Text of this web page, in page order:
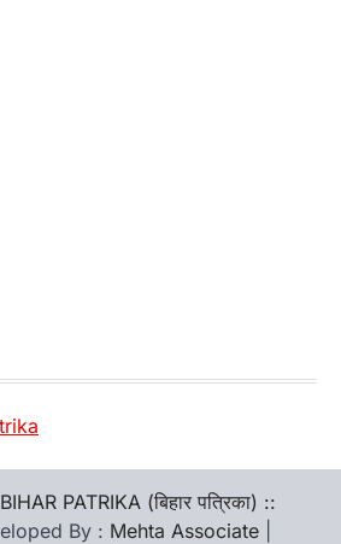
BIHAR PATRIKA (बिहार पत्रिका) ::
By : Mehta Associate